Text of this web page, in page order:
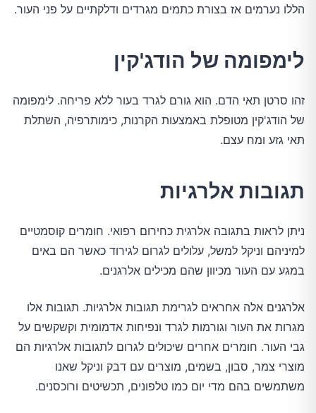
הללו נערמים אז בצורת כתמים מגרדים ודלקתיים על פני העור.
לימפומה של הודג'קין
זהו סרטן תאי הדם. הוא גורם לגרד בעור ללא פריחה. לימפומה
של הודג'קין מטופלת באמצעות הקרנות, כימותרפיה, השתלת
תאי גזע ומח עצם.
תגובות אלרגיות
ניתן לראות בתגובה אלרגית כחירום רפואי. חומרים קוסמטיים
למיניהם וניקל למשל, עלולים לגרום לגירוד כאשר הם באים
במגע עם העור מכיוון שהם מכילים אלרגנים.
אלרגנים אלה אחראים לגרימת תגובות אלרגיות. תגובות אלו
מגרות את העור וגורמות לגרד ונפיחות אדמומית וקשקשים על
גבי העור. חומרים אחרים שיכולים לגרום לתגובות אלרגיות הם
מוצרי צמר, סבון, בשמים, מוצרים עם דבק וניקל שאנו
משתמשים בהם מדי יום כמו טלפונים, תכשיטים ורוכסנים.